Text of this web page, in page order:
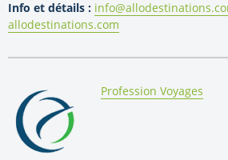
Info et détails :
allodestinations.com
By:
Profession Voyages